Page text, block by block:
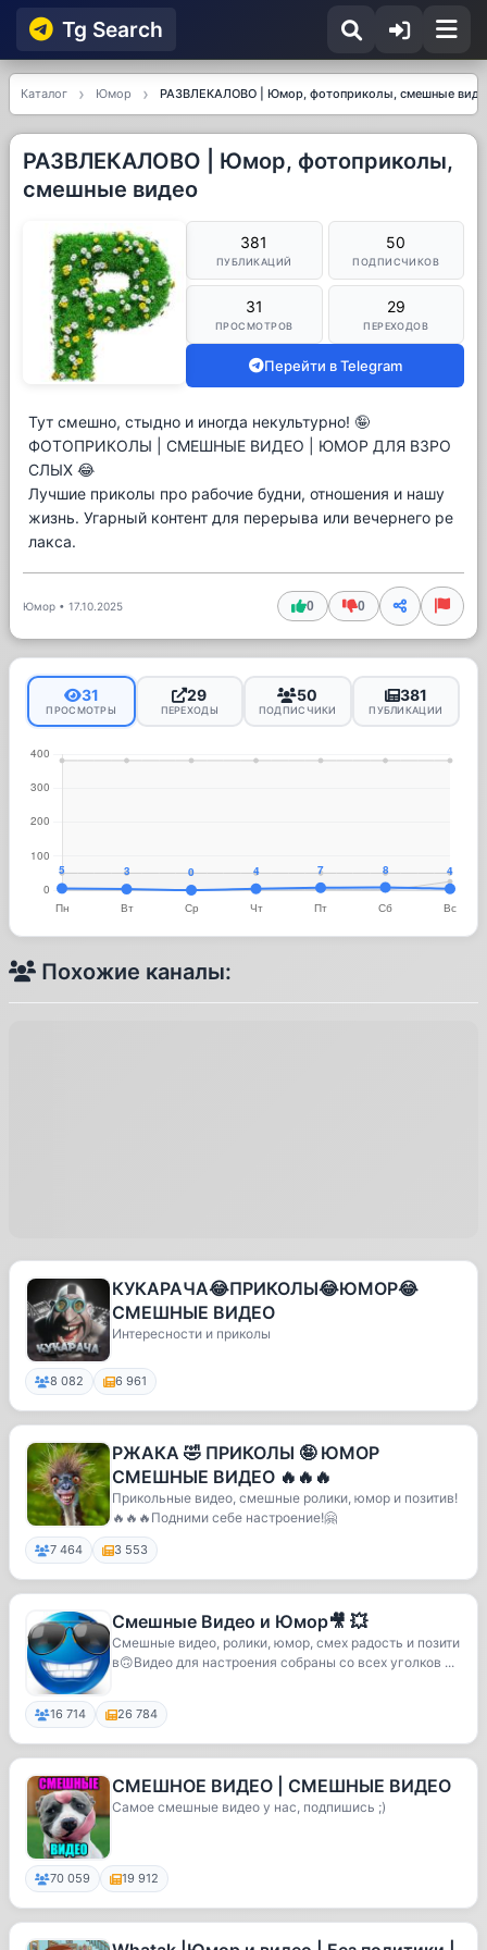
Tg Searсh
Каталог Юмор РАЗВЛЕКАЛОВО | Юмор, фотоприколы, смешные
РАЗВЛЕКАЛОВО | Юмор, фотоприколы,
смешные видео
381
ПУБЛИКАЦИЙ
50
ПОДПИСЧИКОВ
31
ПРОСМОТРОВ
29
ПЕРЕХОДОВ
Перейти в Telegram
Тут смешно, стыдно и иногда некультурно! 🤪
ФОТОПРИКОЛЫ | СМЕШНЫЕ ВИДЕО | ЮМОР ДЛЯ ВЗРО
СЛЫХ 😂
Лучшие приколы про рабочие будни, отношения и нашу
жизнь. Угарный контент для перерыва или вечернего ре
лакса.
Юмор • 17.10.2025 0 0
31
ПРОСМОТРЫ
29
ПЕРЕХОДЫ
50
ПОДПИСЧИКИ
381
ПУБЛИКАЦИИ
Похожие каналы:
КУКАРАЧА😂ПРИКОЛЫ😂ЮМОР😂
СМЕШНЫЕ ВИДЕО
Интересности и приколы
8 082 6 961
РЖАКА 🤣 ПРИКОЛЫ 🤪 ЮМОР
СМЕШНЫЕ ВИДЕО 🔥🔥🔥
Прикольные видео, смешные ролики, юмор и позитив!
🔥🔥🔥Подними себе настроение!🤗
7 464 3 553
Смешные Видео и Юмор🎥 💥
Смешные видео, ролики, юмор, смех радость и позити
в🙃Видео для настроения собраны со всех уголков ...
16 714 26 784
СМЕШНОЕ ВИДЕО | СМЕШНЫЕ ВИДЕО
Самое смешные видео у нас, подпишись ;)
70 059 19 912